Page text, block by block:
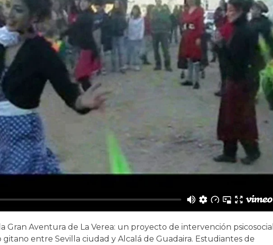
Gran Aventura de La Verea: un proyecto de intervención psicosocial
entre Sevilla ciudad y Alcalá de Guadaira. Estudiantes de